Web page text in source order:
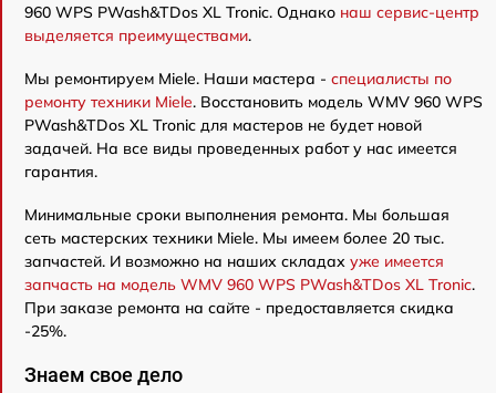
960 WPS PWash&TDos XL Tronic. Однако наш сервис-центр
выделяется преимуществами.
Мы ремонтируем Miele. Наши мастера - специалисты по
ремонту техники Miele. Восстановить модель WMV 960 WPS
PWash&TDos XL Tronic для мастеров не будет новой
задачей. На все виды проведенных работ у нас имеется
гарантия.
Минимальные сроки выполнения ремонта. Мы большая
сеть мастерских техники Miele. Мы имеем более 20 тыс.
запчастей. И возможно на наших складах уже имеется
запчасть на модель WMV 960 WPS PWash&TDos XL Tronic.
При заказе ремонта на сайте - предоставляется скидка
-25%.
Знаем свое дело